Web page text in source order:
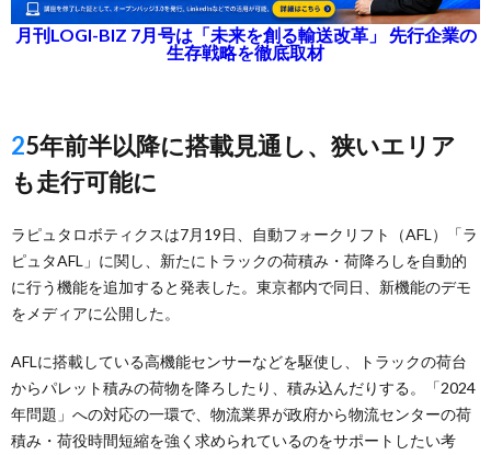
月刊LOGI-BIZ 7月号は「未来を創る輸送改革」 先行企業の
生存戦略を徹底取材
25年前半以降に搭載見通し、狭いエリア
も走行可能に
ラピュタロボティクスは7月19日、自動フォークリフト（AFL）「ラ
ピュタAFL」に関し、新たにトラックの荷積み・荷降ろしを自動的
に行う機能を追加すると発表した。東京都内で同日、新機能のデモ
をメディアに公開した。
AFLに搭載している高機能センサーなどを駆使し、トラックの荷台
からパレット積みの荷物を降ろしたり、積み込んだりする。「2024
年問題」への対応の一環で、物流業界が政府から物流センターの荷
積み・荷役時間短縮を強く求められているのをサポートしたい考